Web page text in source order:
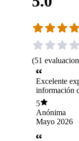
(51
Excelente
información
5
Anónima
Mayo 2026